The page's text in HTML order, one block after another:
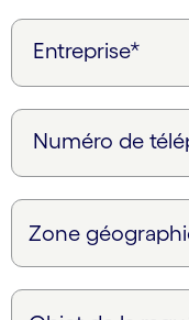
Entreprise*
Numéro de